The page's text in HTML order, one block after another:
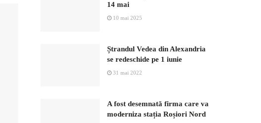
14 mai
10 mai 2025
Ștrandul Vedea din Alexandria
se redeschide pe 1 iunie
31 mai 2022
A fost desemnată firma care va
moderniza stația Roșiori Nord